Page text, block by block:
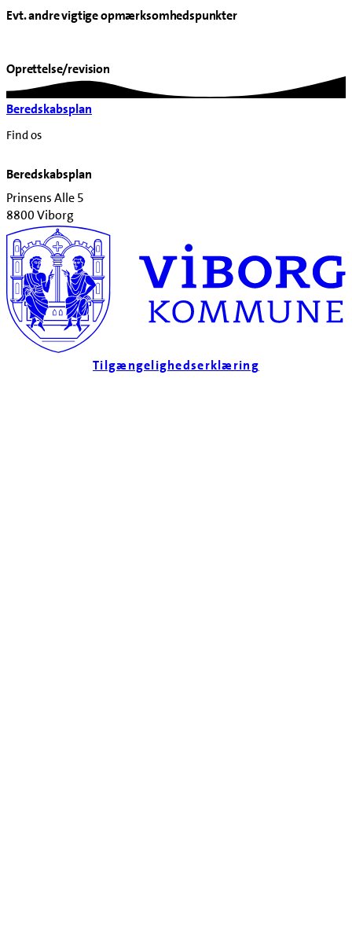
Evt. andre vigtige opmærksomhedspunkter
Oprettelse/revision
Beredskabsplan
Find os
Beredskabsplan
Prinsens Alle 5
8800 Viborg
Tilgængelighedserklæring